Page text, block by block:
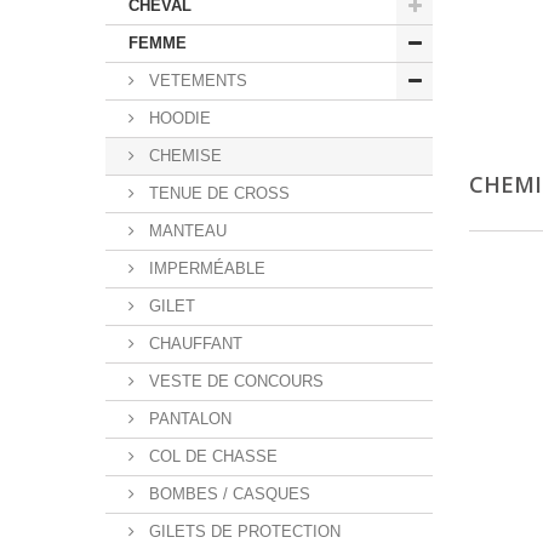
CHEVAL
FEMME
VETEMENTS
HOODIE
CHEMISE
TENUE DE CROSS
MANTEAU
IMPERMÉABLE
GILET
CHAUFFANT
VESTE DE CONCOURS
PANTALON
COL DE CHASSE
BOMBES / CASQUES
GILETS DE PROTECTION